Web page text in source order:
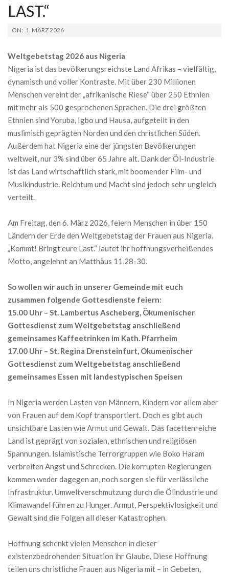
LAST.“
2026-
01
ON: 1. MÄRZ 2026
Weltgebetstag 2026 aus Nigeria
Nigeria ist das bevölkerungsreichste Land Afrikas – vielfältig,
dynamisch und voller Kontraste. Mit über 230 Millionen
Menschen vereint der „afrikanische Riese“ über 250 Ethnien
mit mehr als 500 gesprochenen Sprachen. Die drei größten
Ethnien sind Yoruba, Igbo und Hausa, aufgeteilt in den
muslimisch geprägten Norden und den christlichen Süden.
Außerdem hat Nigeria eine der jüngsten Bevölkerungen
weltweit, nur 3% sind über 65 Jahre alt. Dank der Öl-Industrie
ist das Land wirtschaftlich stark, mit boomender Film- und
Musikindustrie. Reichtum und Macht sind jedoch sehr ungleich
verteilt.
Am Freitag, den 6. März 2026, feiern Menschen in über 150
Ländern der Erde den Weltgebetstag der Frauen aus Nigeria.
„Kommt! Bringt eure Last.“ lautet ihr hoffnungsverheißendes
Motto, angelehnt an Matthäus 11,28-30.
So wollen wir auch in unserer Gemeinde mit euch
zusammen folgende Gottesdienste feiern:
15.00 Uhr – St. Lambertus Ascheberg, Ökumenischer
Gottesdienst zum Weltgebetstag anschließend
gemeinsames Kaffeetrinken im Kath. Pfarrheim
17.00 Uhr – St. Regina Drensteinfurt, Ökumenischer
Gottesdienst zum Weltgebetstag anschließend
gemeinsames Essen mit landestypischen Speisen
In Nigeria werden Lasten von Männern, Kindern vor allem aber
von Frauen auf dem Kopf transportiert. Doch es gibt auch
unsichtbare Lasten wie Armut und Gewalt. Das facettenreiche
Land ist geprägt von sozialen, ethnischen und religiösen
Spannungen. Islamistische Terrorgruppen wie Boko Haram
verbreiten Angst und Schrecken. Die korrupten Regierungen
kommen weder dagegen an, noch sorgen sie für verlässliche
Infrastruktur. Umweltverschmutzung durch die Ölindustrie und
Klimawandel führen zu Hunger. Armut, Perspektivlosigkeit und
Gewalt sind die Folgen all dieser Katastrophen.
Hoffnung schenkt vielen Menschen in dieser
existenzbedrohenden Situation ihr Glaube. Diese Hoffnung
teilen uns christliche Frauen aus Nigeria mit – in Gebeten,